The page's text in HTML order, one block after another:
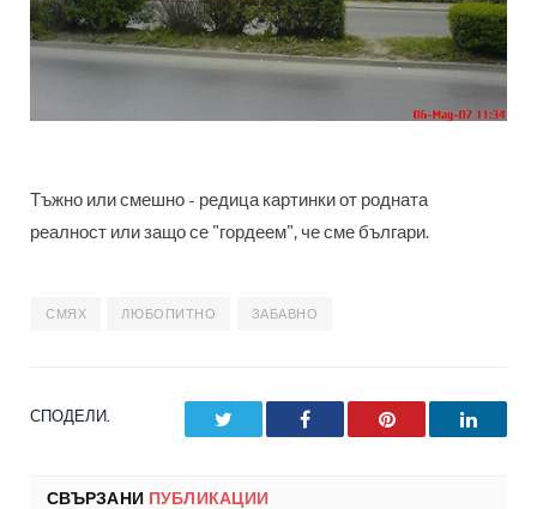
Тъжно или смешно - редица картинки от родната
реалност или защо се "гордеем", че сме българи.
СМЯХ ЛЮБОПИТНО ЗАБАВНО
СПОДЕЛИ. Facebook Pinterest
СВЪРЗАНИ ПУБЛИКАЦИИ